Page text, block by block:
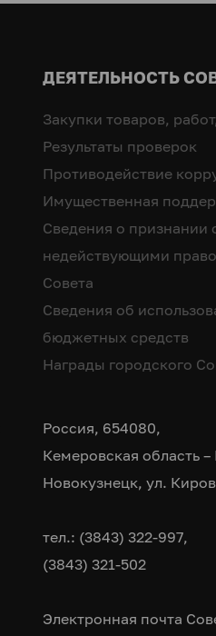
ДЕЯТЕЛЬНОСТЬ
Закупки товаров,
Результаты проверок
Противодействие
Имущественная
Сведения о признании
недействующими
Совета
Сведения об
бюджетных средств
Награды городского
Россия, 654080,
Кемеровская область –
Новокузнецк, ул.
тел.: (3843) 322-997,
(3843) 321-502
Электронная почта